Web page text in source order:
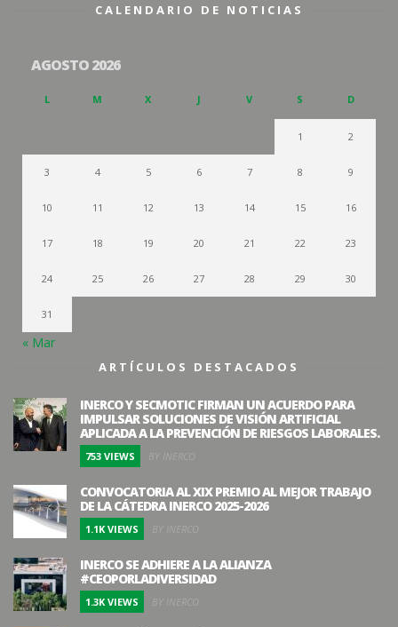
CALENDARIO DE NOTICIAS
AGOSTO 2026
L M X J V S D
1 2
3 4 5 6 7 8 9
10 11 12 13 14 15 16
17 18 19 20 21 22 23
24 25 26 27 28 29 30
31
« Mar
ARTÍCULOS DESTACADOS
INERCO Y SECMOTIC FIRMAN UN ACUERDO PARA
IMPULSAR SOLUCIONES DE VISIÓN ARTIFICIAL
APLICADA A LA PREVENCIÓN DE RIESGOS LABORALES.
753 VIEWS BY INERCO
CONVOCATORIA AL XIX PREMIO AL MEJOR TRABAJO
DE LA CÁTEDRA INERCO 2025-2026
1.1K VIEWS BY INERCO
INERCO SE ADHIERE A LA ALIANZA
#CEOPORLADIVERSIDAD
1.3K VIEWS BY INERCO